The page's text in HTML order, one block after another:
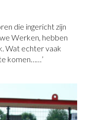
die ingericht zijn
Werken, hebben
Wat echter vaak
komen……’